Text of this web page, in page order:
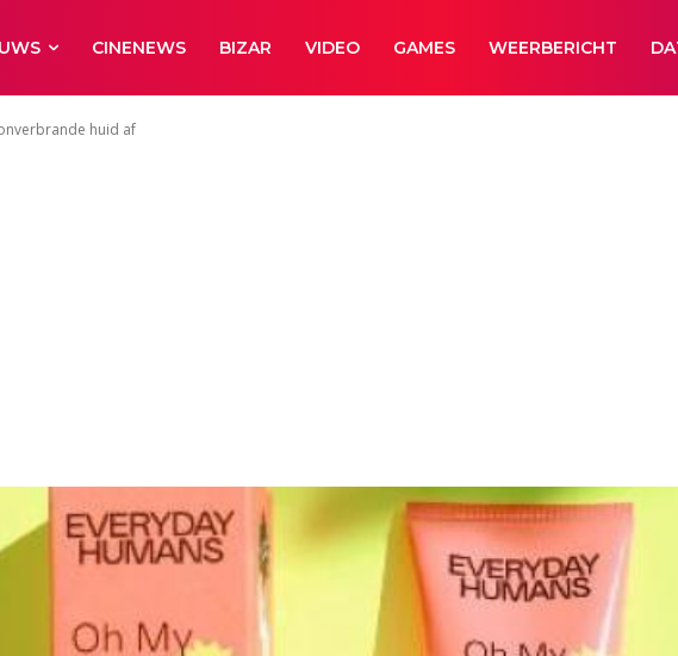
CINENEWS BIZAR VIDEO GAMES WEERBERICHT
huid af